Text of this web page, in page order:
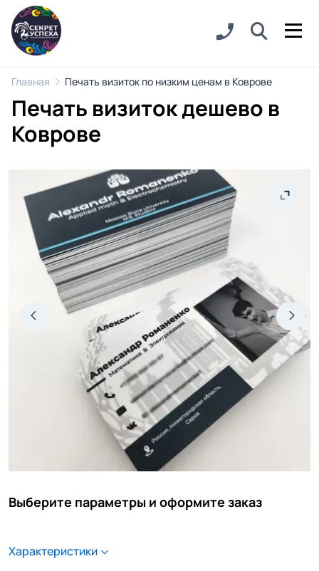
Главная Печать визиток по низким ценам в Коврове
Печать визиток дешево в
Коврове
Выберите параметры и оформите заказ
Характеристики